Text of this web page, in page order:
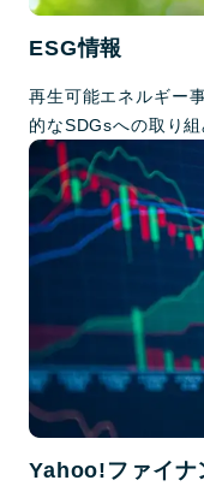
ESG情報
再生可能エネルギー
的なSDGsへの取り
Yahoo!ファイナ